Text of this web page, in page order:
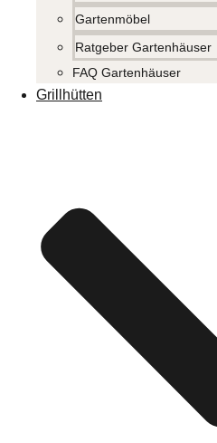
Gartenmöbel
Ratgeber Gartenhäuser
FAQ Gartenhäuser
Grillhütten